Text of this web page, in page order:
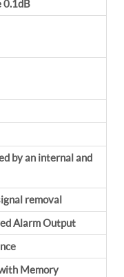
0.1dB
by an internal and
removal
Alarm Output
Memory